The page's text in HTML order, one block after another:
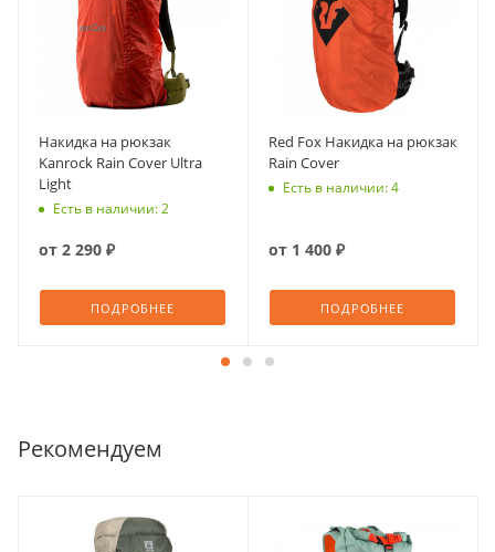
Накидка на рюкзак
Kanrock Rain Cover Ultra
Light
Есть в наличии: 2
от 2 290 ₽
ПОДРОБНЕЕ
Red Fox Накидка на рюкзак
Rain Cover
Есть в наличии: 4
от 1 400 ₽
ПОДРОБНЕЕ
Рекомендуем